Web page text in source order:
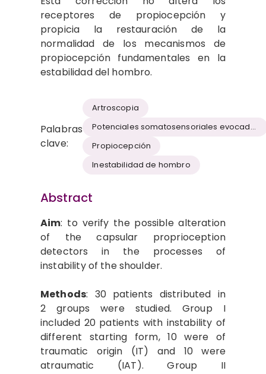
receptores de propiocepción y
propicia la restauración de la
normalidad de los mecanismos de
propiocepción fundamentales en la
estabilidad del hombro.
Palabras
clave:
Artroscopia
Potenciales somatosensoriales evocados
Propiocepción
Inestabilidad de hombro
Abstract
Aim: to verify the possible alteration
of the capsular proprioception
detectors in the processes of
instability of the shoulder.
Methods: 30 patients distributed in
2 groups were studied. Group I
included 20 patients with instability of
different starting form, 10 were of
traumatic origin (IT) and 10 were
atraumatic (IAT). Group II